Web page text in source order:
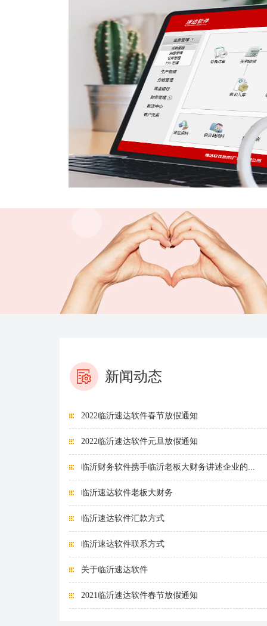
新闻动态
2022临沂速达软件春节放假通知
2022临沂速达软件元旦放假通知
临沂财务软件携手临沂老板大财务讲述企业的...
临沂速达软件老板大财务
临沂速达软件汇款方式
临沂速达软件联系方式
关于临沂速达软件
2021临沂速达软件春节放假通知